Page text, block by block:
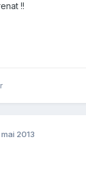
!!
2013